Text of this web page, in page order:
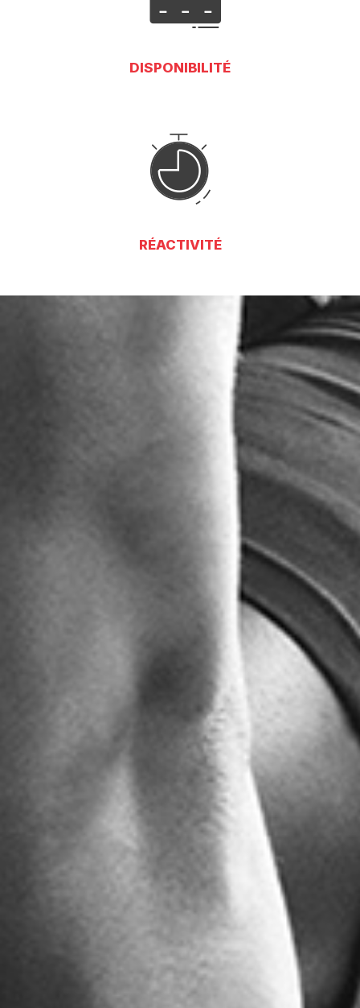
DISPONIBILITÉ
RÉACTIVITÉ